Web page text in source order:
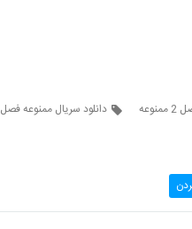
دانلود سریال ممنوعه فصل